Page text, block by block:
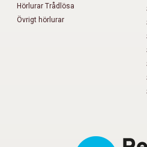
Hörlurar Trådlösa
Övrigt hörlurar